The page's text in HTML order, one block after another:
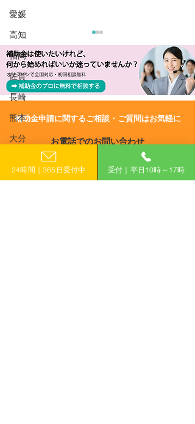
愛媛
高知
福岡
佐賀
長崎
熊本
大分
鹿児島
域資源活用製品等の開
発・販売促進事業（販路
開拓フェーズ）
​補助金申請に関するご相談・ご質問はお気軽に
お電話でのお問い合わせ
0120-399-121
（平日10:00−17:00）
24時間｜365日受付中 受付｜平日10時～17時